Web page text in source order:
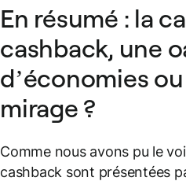
En résumé : la
cashback, une
d’économies
mirage ?
Comme nous avons pu le
cashback sont présentées